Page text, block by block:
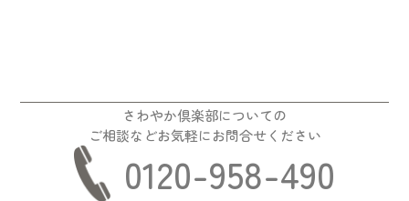
さわやか倶楽部についての
ご相談などお気軽にお問合せください
0120-958-490